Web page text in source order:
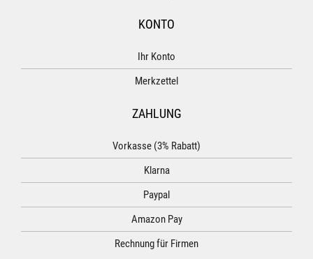
KONTO
Ihr Konto
Merkzettel
ZAHLUNG
Vorkasse (3% Rabatt)
Klarna
Paypal
Amazon Pay
Rechnung für Firmen